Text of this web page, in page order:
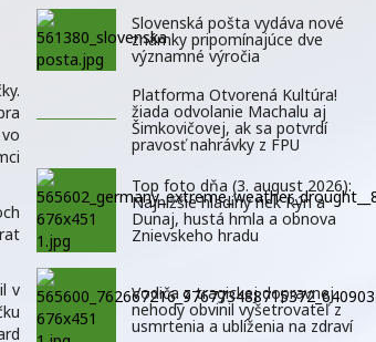
v
Slovenská pošta vydáva nové
známky pripomínajúce dve
významné výročia
Platforma Otvorená Kultúra!
žiada odvolanie Machalu aj
Šimkovičovej, ak sa potvrdí
pravosť nahrávky z FPU
Top foto dňa (3. august 2026):
Najnižšie hladiny riek Rýn a
Dunaj, hustá hmla a obnova
Znievskeho hradu
Vodiča z tragickej dopravnej
nehody obvinil vyšetrovateľ z
usmrtenia a ublíženia na zdraví